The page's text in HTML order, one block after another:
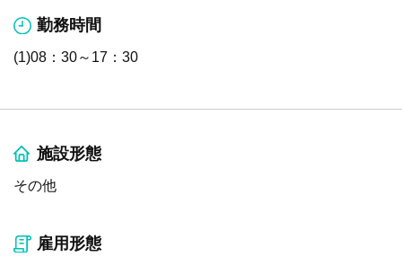
勤務時間
(1)08：30～17：30
施設形態
その他
雇用形態